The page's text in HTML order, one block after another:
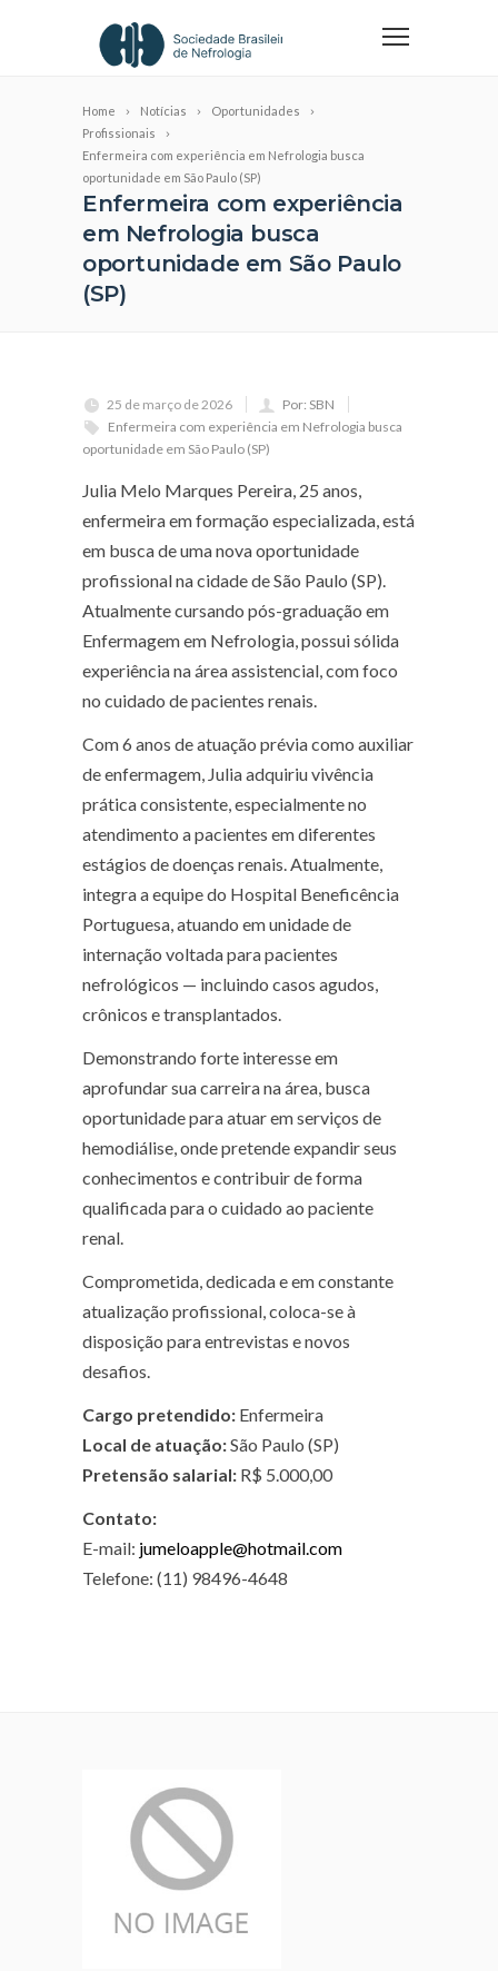
Home Notícias
Oportunidades
Profissionais
Enfermeira com experiência em Nefrologia busca
oportunidade em São Paulo (SP)
Enfermeira com experiência
em Nefrologia busca
oportunidade em São Paulo
(SP)
25 de março de 2026
Por: SBN
Enfermeira com experiência em Nefrologia busca
oportunidade em São Paulo (SP)
Julia Melo Marques Pereira, 25 anos,
enfermeira em formação especializada, está
em busca de uma nova oportunidade
profissional na cidade de São Paulo (SP).
Atualmente cursando pós-graduação em
Enfermagem em Nefrologia, possui sólida
experiência na área assistencial, com foco
no cuidado de pacientes renais.
Com 6 anos de atuação prévia como auxiliar
de enfermagem, Julia adquiriu vivência
prática consistente, especialmente no
atendimento a pacientes em diferentes
estágios de doenças renais. Atualmente,
integra a equipe do Hospital Beneficência
Portuguesa, atuando em unidade de
internação voltada para pacientes
nefrológicos — incluindo casos agudos,
crônicos e transplantados.
Demonstrando forte interesse em
aprofundar sua carreira na área, busca
oportunidade para atuar em serviços de
hemodiálise, onde pretende expandir seus
conhecimentos e contribuir de forma
qualificada para o cuidado ao paciente
renal.
Comprometida, dedicada e em constante
atualização profissional, coloca-se à
disposição para entrevistas e novos
desafios.
Cargo pretendido: Enfermeira
Local de atuação:São Paulo (SP)
Pretensão salarial: R$ 5.000,00
Contato:
E-mail: jumeloapple@hotmail.com
Telefone: (11) 98496-4648